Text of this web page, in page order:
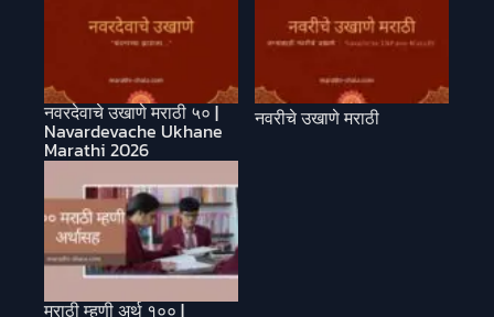
नवरदेवाचे उखाणे मराठी ५० |
Navardevache Ukhane
Marathi 2026
नवरीचे उखाणे मराठी
मराठी म्हणी अर्थ १०० |